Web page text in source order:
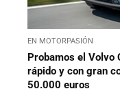
EN MOTORPASIÓN
Probamos el Volvo
rápido y con gran
50.000 euros